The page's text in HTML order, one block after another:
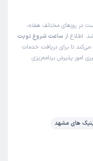
(
1405/03/20
تشخیص دقیق
در روزهای مختلف هفته،
اطلاع از ساعت شروع نوبت
می‌کند تا برای دریافت خدمات
امور پذیرش برنامه‌ریزی
های مشهد